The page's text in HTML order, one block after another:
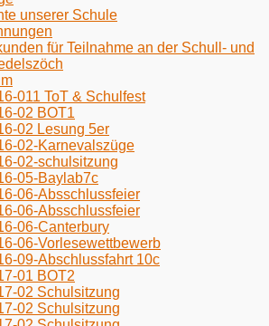
unserer Schule
für Teilnahme an der Schull- und
011 ToT & Schulfest
02 BOT1
02 Lesung 5er
02-Karnevalszüge
02-schulsitzung
05-Baylab7c
06-Absschlussfeier
06-Absschlussfeier
06-Canterbury
06-Vorlesewettbewerb
09-Abschlussfahrt 10c
01 BOT2
02 Schulsitzung
02 Schulsitzung